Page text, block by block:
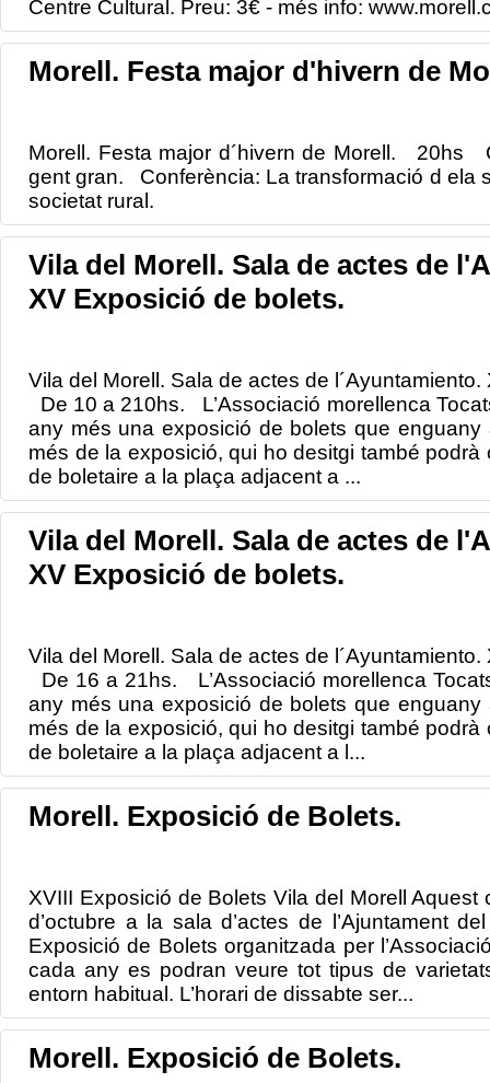
Centre Cultural. Preu: 3€ - més info:
Morell. Festa major d'hivern de
Morell. Festa major d´hivern de Morell. 20hs
gent gran. Conferència: La transformació d ela
societat rural.
Vila del Morell. Sala de actes de
XV Exposició de bolets.
Vila del Morell. Sala de actes de
De 10 a 210hs. L’Associació morellenca
any més una exposició de bolets que enguany
més de la exposició, qui ho desitgi també podrà
de boletaire a la plaça adjacent a ...
Vila del Morell. Sala de actes de
XV Exposició de bolets.
Vila del Morell. Sala de actes de
De 16 a 21hs. L’Associació morellenca
any més una exposició de bolets que enguany
més de la exposició, qui ho desitgi també podrà
de boletaire a la plaça adjacent a l...
Morell. Exposició de Bolets.
XVIII Exposició de Bolets Vila del Morell
d’octubre a la sala d’actes de l’Ajuntament
Exposició de Bolets organitzada per
cada any es podran veure tot tipus de
entorn habitual. L’horari de dissabte ser...
Morell. Exposició de Bolets.